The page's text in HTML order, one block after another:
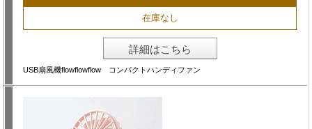
在庫なし
詳細はこちら
USB扇風機flowflowflow コンパクトハンディファン